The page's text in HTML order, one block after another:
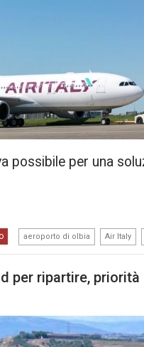
possibile per una
aeroporto di olbia Air Italy
per ripartire,